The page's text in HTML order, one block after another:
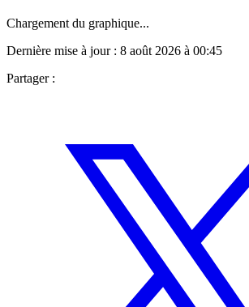
Chargement du graphique...
Dernière mise à jour : 8 août 2026 à 00:45
Partager :